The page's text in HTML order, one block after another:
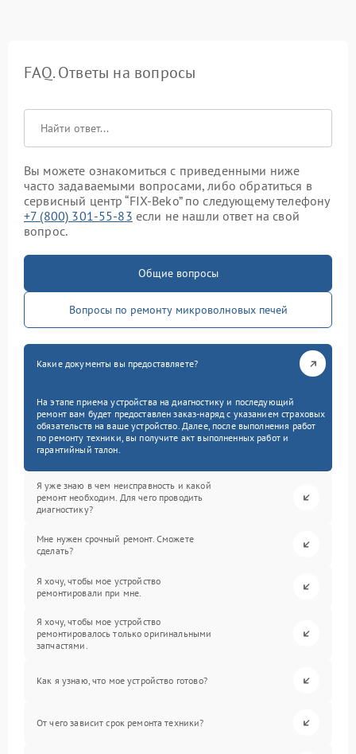
FAQ. Ответы на вопросы
Вы можете ознакомиться с приведенными ниже
часто задаваемыми вопросами, либо обратиться в
сервисный центр “FIX-Beko” по следующему телефону
+7 (800) 301-55-83 если не нашли ответ на свой
вопрос.
Общие вопросы
Вопросы по ремонту микроволновых печей
Какие документы вы предоставляете?
На этапе приема устройства на диагностику и последующий
ремонт вам будет предоставлен заказ-наряд с указанием страховых
обязательств на ваше устройство. Далее, после выполнения работ
по ремонту техники, вы получите акт выполненных работ и
гарантийный талон.
Я уже знаю в чем неисправность и какой
ремонт необходим. Для чего проводить
диагностику?
Мне нужен срочный ремонт. Сможете
сделать?
Я хочу, чтобы мое устройство
ремонтировали при мне.
Я хочу, чтобы мое устройство
ремонтировалось только оригинальными
запчастями.
Как я узнаю, что мое устройство готово?
От чего зависит срок ремонта техники?